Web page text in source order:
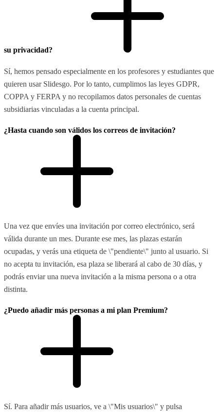
su privacidad?
Sí, hemos pensado especialmente en los profesores y estudiantes que
quieren usar Slidesgo. Por lo tanto, cumplimos las leyes GDPR,
COPPA y FERPA y no recopilamos datos personales de cuentas
subsidiarias vinculadas a la cuenta principal.
¿Hasta cuando son válidos los correos de invitación?
Una vez que envíes una invitación por correo electrónico, será
válida durante un mes. Durante ese mes, las plazas estarán
ocupadas, y verás una etiqueta de \"pendiente\" junto al usuario. Si
no acepta tu invitación, esa plaza se liberará al cabo de 30 días, y
podrás enviar una nueva invitación a la misma persona o a otra
distinta.
¿Puedo añadir más personas a mi plan Premium?
Sí. Para añadir más usuarios, ve a \"Mis usuarios\" y pulsa